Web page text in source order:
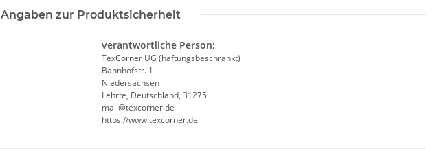
Angaben zur Produktsicherheit
verantwortliche Person:
TexCorner UG (haftungsbeschränkt)
Bahnhofstr. 1
Niedersachsen
Lehrte, Deutschland, 31275
mail@texcorner.de
https://www.texcorner.de